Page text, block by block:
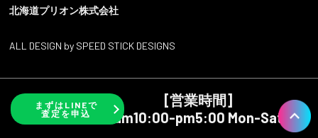
北海道プリオン株式会社
ALL DESIGN by SPEED STICK DESIGNS
まずはLINEで
査定を申込
[営業時間]
am10:00-pm5:00 Mon-Sat